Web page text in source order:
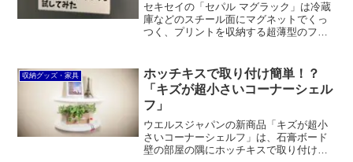
セキセイの「セパル マグラック」は冷蔵
庫などのスチール面にマグネットでくっ
つく、プリントを収納する超薄型のファ
透明だったらもっと良かったです。ま
た、仕切りシートではなくクリアホルダ
ーのほうが使いやすいと思います。
収納グッズ・家具
ホッチキスで取り付け簡単！？
「キズが超小さいコーナーシェル
フ」
ウエルスジャパンの新商品「キズが超小
さいコーナーシェルフ」は、石膏ボード
壁の部屋の隅にホッチキスで取り付けら